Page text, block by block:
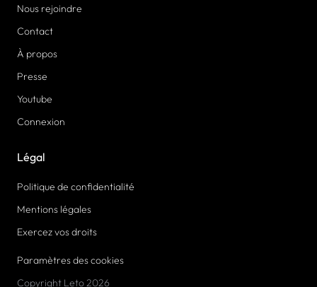
Nous rejoindre
Contact
À propos
Presse
Youtube
Connexion
Légal
Politique de confidentialité
Mentions légales
Exercez vos droits
Paramètres des cookies
Copyright Leto 2026